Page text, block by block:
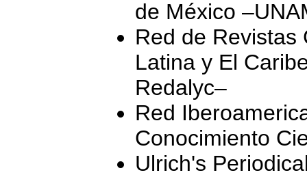
de México
Red de Revistas
Latina y El
Redalyc–
Red
Conocimiento
Ulrich's